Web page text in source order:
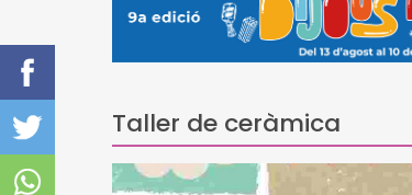
Taller de ceràmica